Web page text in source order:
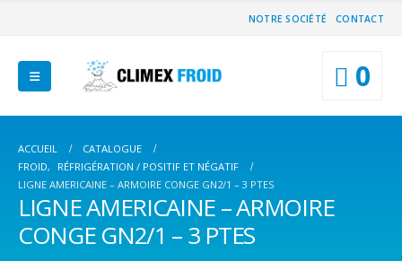
NOTRE SOCIÉTÉ CONTACT
0
ACCUEIL
CATALOGUE
FROID,
RÉFRIGÉRATION / POSITIF ET NÉGATIF
LIGNE AMERICAINE – ARMOIRE CONGE GN2/1 – 3 PTES
LIGNE AMERICAINE – ARMOIRE
CONGE GN2/1 – 3 PTES